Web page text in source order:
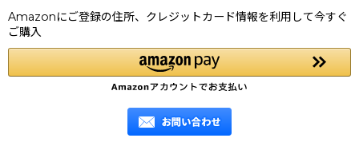
Amazonにご登録の住所、クレジットカード情報を利用して今すぐ
ご購入